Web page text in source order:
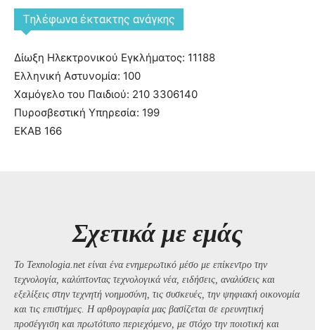
Tηλέφωνα έκτακτης ανάγκης
Δίωξη Ηλεκτρονικού Εγκλήματος: 11188
Ελληνική Αστυνομία: 100
Χαμόγελο του Παιδιού: 210 3306140
Πυροσβεστική Υπηρεσία: 199
ΕΚΑΒ 166
Σχετικά με εμάς
Το Texnologia.net είναι ένα ενημερωτικό μέσο με επίκεντρο την
τεχνολογία, καλύπτοντας τεχνολογικά νέα, ειδήσεις, αναλύσεις και
εξελίξεις στην τεχνητή νοημοσύνη, τις συσκευές, την ψηφιακή οικονομία
και τις επιστήμες. Η αρθρογραφία μας βασίζεται σε ερευνητική
προσέγγιση και πρωτότυπο περιεχόμενο, με στόχο την ποιοτική και